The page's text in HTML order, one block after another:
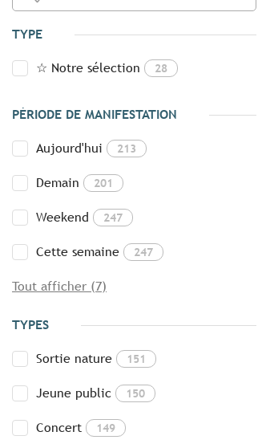
TYPE
☆ Notre sélection 28
PÉRIODE DE MANIFESTATION
Aujourd'hui 213
Demain 201
Weekend 247
Cette semaine 247
Tout afficher (7)
TYPES
Sortie nature 151
Jeune public 150
Concert 149